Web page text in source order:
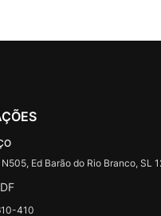
N505, Ed Barão do Rio Branco, SL
410